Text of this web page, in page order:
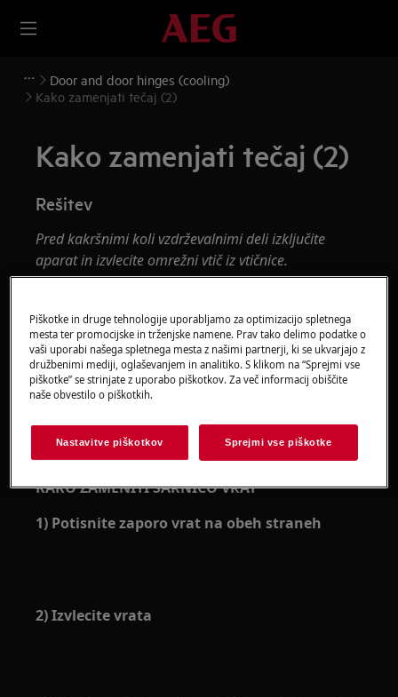
Door and door hinges (cooling)
Kako zamenjati tečaj (2)
Kako zamenjati tečaj (2)
Rešitev
Pred kakršnimi koli vzdrževalnimi deli izključite
aparat in izvlecite omrežni vtič iz vtičnice.
težkih napravah ga morata premikati dve osebi.
Vedno uporabljajte zaščitne rokavice in zaprto
obutev.
nestrokovno popravilo povzroči varnostne posledice,
če ni pravilno izvedeno
KAKO ZAMENITI ŠARNICO VRAT
1) Potisnite zaporo vrat na obeh straneh
2) Izvlecite vrata
Piškotke in druge tehnologije uporabljamo za optimizacijo spletnega
mesta ter promocijske in trženjske namene. Prav tako delimo podatke o
vaši uporabi našega spletnega mesta z našimi partnerji, ki se ukvarjajo z
družbenimi mediji, oglaševanjem in analitiko. S klikom na “Sprejmi vse
piškotke” se strinjate z uporabo piškotkov. Za več informacij obiščite
naše obvestilo o piškotkih.
Nastavitve piškotkov Sprejmi vse piškotke